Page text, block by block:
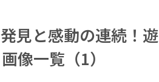
エンタメ
スポーツ
見と感動の連続！
像一覧（1）